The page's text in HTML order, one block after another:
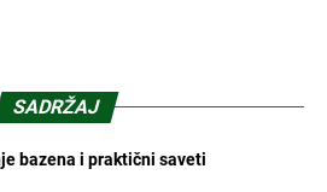
SADRŽAJ
bazena i praktični saveti